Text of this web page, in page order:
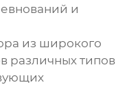
и
из широкого
различных типов